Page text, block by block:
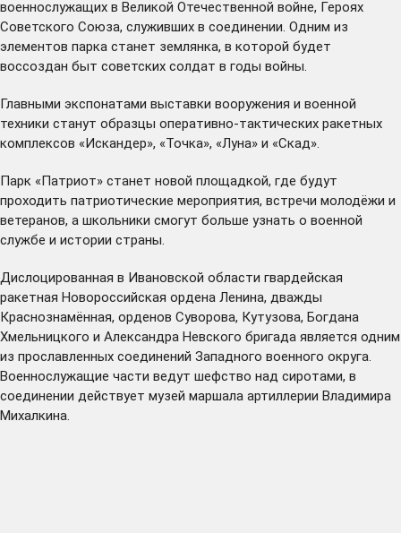
военнослужащих в Великой Отечественной войне, Героях
Советского Союза, служивших в соединении. Одним из
элементов парка станет землянка, в которой будет
воссоздан быт советских солдат в годы войны.
Главными экспонатами выставки вооружения и военной
техники станут образцы оперативно-тактических ракетных
комплексов «Искандер», «Точка», «Луна» и «Скад».
Парк «Патриот» станет новой площадкой, где будут
проходить патриотические мероприятия, встречи молодёжи и
ветеранов, а школьники смогут больше узнать о военной
службе и истории страны.
Дислоцированная в Ивановской области гвардейская
ракетная Новороссийская ордена Ленина, дважды
Краснознамённая, орденов Суворова, Кутузова, Богдана
Хмельницкого и Александра Невского бригада является одним
из прославленных соединений Западного военного округа.
Военнослужащие части ведут шефство над сиротами, в
соединении действует музей маршала артиллерии Владимира
Михалкина.